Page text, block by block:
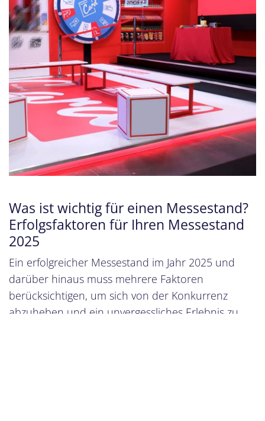
Was ist wichtig für einen Messestand?
Erfolgsfaktoren für Ihren Messestand
2025
Ein erfolgreicher Messestand im Jahr 2025 und
darüber hinaus muss mehrere Faktoren
berücksichtigen, um sich von der Konkurrenz
abzuheben und ein unvergessliches Erlebnis zu